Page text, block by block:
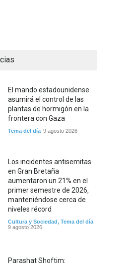
El mando estadounidense
asumirá el control de las
plantas de hormigón en la
frontera con Gaza
Tema del día 9 agosto 2026
Los incidentes antisemitas
en Gran Bretaña
aumentaron un 21% en el
primer semestre de 2026,
manteniéndose cerca de
niveles récord
Cultura y Sociedad, Tema del día
9 agosto 2026
Parashat Shoftim: